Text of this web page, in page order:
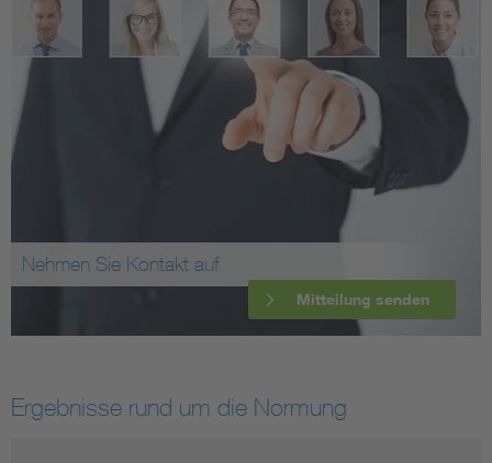
Nehmen Sie Kontakt auf
Mitteilung senden
Ergebnisse rund um die Normung